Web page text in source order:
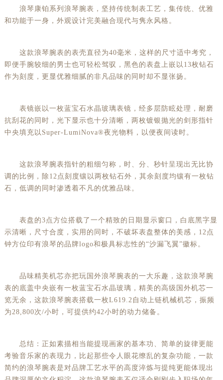
浪琴康铂系列浪琴腕表，坚持传统制表工艺，集传统、优雅
和功能于一身，外观设计完美融合现代与隽永风格。
这款浪琴腕表的表壳直径为40毫米，这样的尺寸适中考究，
即便手腕较细的男士也可轻松驾驭，黑色的表盘上嵌以13枚钻石
作为刻度，更显优雅细腻的非凡品味的同时却不显张扬。
表镜嵌以一枚蓝宝石水晶玻璃表镜，经多层防眩处理，耐磨
抗刮花的同时，光下显示也十分清晰，两枚镀银抛光的剑形指针
中央填充以Super-LumiNova®夜光物料，以便夜间读时。
这款浪琴腕表指针的粗细匀称，时、分、秒针呈现出无比协
调的比例，除12点刻度镶以两枚钻石外，其余刻度均镶有一枚钻
石，低调的同时渗透着不凡的优雅品味。
表盘的3点方位搭载了一个精致的日期显示窗口，白底黑字显
示清晰，尺寸合度，实用的同时，不破坏表盘整体的美感，12点
钟方位印有浪琴的品牌logo和极具标志性的“沙漏飞翼”徽标。
品味精美机芯亦把玩国外浪琴腕表的一大乐趣，这款浪琴腕
表的底盖中央嵌有一枚蓝宝石水晶玻璃，精美的高级国外机芯一
览无余，这款浪琴腕表搭载一枚L619.2自动上链机械机芯，振频
为28,800次/小时，可提供约42小时的动力储备。
总结：正如素描相当能提现画家的基本功、简单的旋律更能
考验音乐家的表现力，比起那些令人眼花缭乱的复杂功能，一款
简约的浪琴腕表是对品牌工艺水平的高度淬炼与提纯更能体现出